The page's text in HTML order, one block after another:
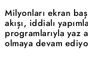
Milyonları ekran
akışı, iddialı
programlarıyla yaz
olmaya devam